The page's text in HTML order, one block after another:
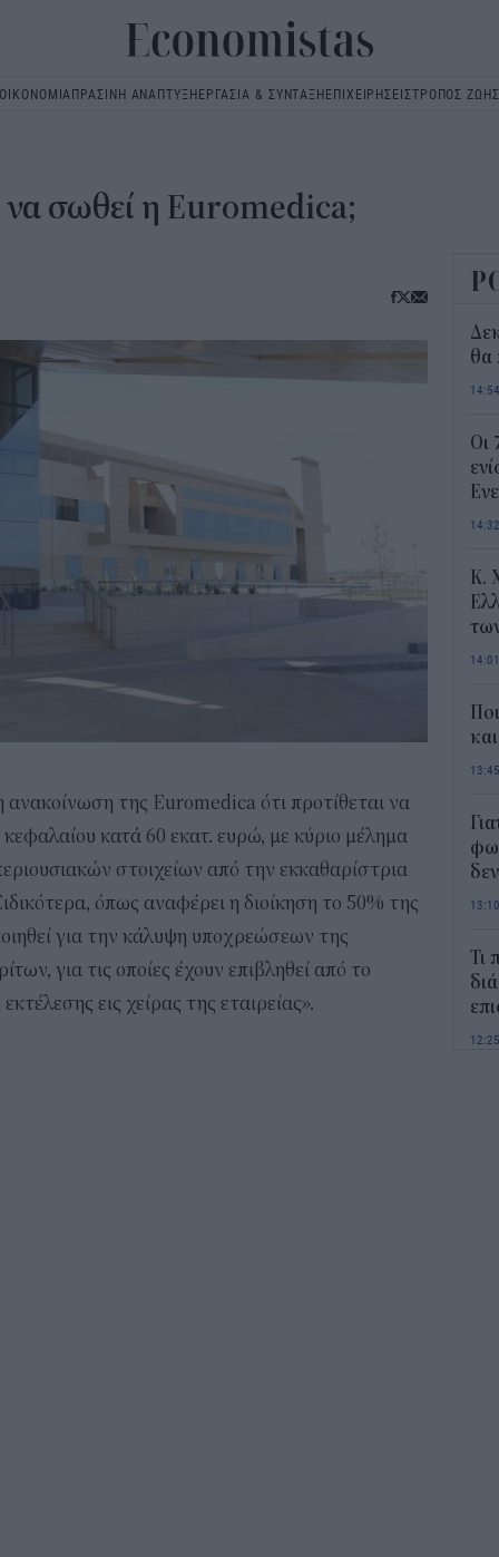
ΟΙΚΟΝΟΜΙΑΠΡΑΣΙΝΗ ΑΝΑΠΤΥΞΗΕΡΓΑΣΙΑ & ΣΥΝΤΑΞΗΕΠΙΧΕΙΡΗΣΕΙΣΤΡΟΠΟΣ ΖΩΗΣ
να σωθεί η Euromedica;
της Euromedica ότι προτίθεται να
κατά 60 εκατ. ευρώ, με κύριο μέλημα
στοιχείων από την εκκαθαρίστρια
όπως αναφέρει η διοίκηση το 50% της
για την κάλυψη υποχρεώσεων της
για τις οποίες έχουν επιβληθεί από το
εις χείρας της εταιρείας».
θα
14:54
Οι
14:32
Κ.
14:01
13:45
13:10
Τι
12:25